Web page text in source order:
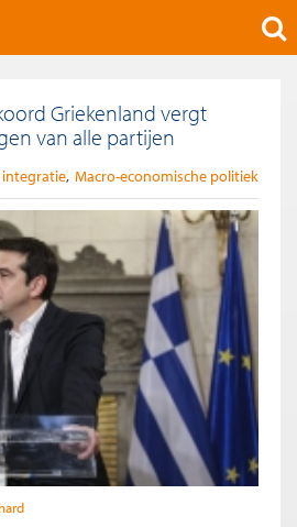
Griekenland vergt
van alle partijen
integratie Macro-economische politiek